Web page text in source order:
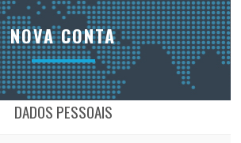
NOVA CONTA
DADOS PESSOAIS